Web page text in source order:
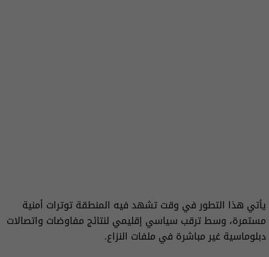
يأتي هذا التطور في وقت تشهد فيه المنطقة توترات أمنية
مستمرة، وسط ترقب سياسي إقليمي لنتائج مفاوضات واتصالات
دبلوماسية غير مباشرة في ملفات النزاع.